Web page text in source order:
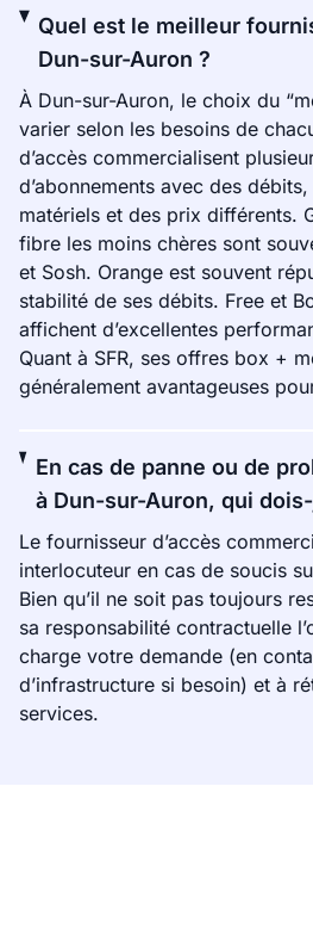
Quel est le meilleur
Dun-sur-Auron ?
À Dun-sur-Auron, le choix du
varier selon les besoins de
d’accès commercialisent
d’abonnements avec des
matériels et des prix différents.
fibre les moins chères sont
et Sosh. Orange est souvent
stabilité de ses débits. Free et
affichent d’excellentes
Quant à SFR, ses offres box +
généralement avantageuses
En cas de panne ou de
à Dun-sur-Auron, qui
Le fournisseur d’accès
interlocuteur en cas de soucis
Bien qu’il ne soit pas toujours
sa responsabilité contractuelle
charge votre demande (en
d’infrastructure si besoin) et à
services.